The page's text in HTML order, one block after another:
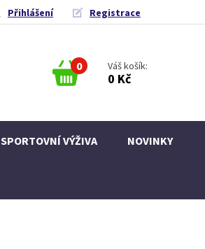
Přihlášení Registrace
0 Váš košík:
0 Kč
SPORTOVNÍ VÝŽIVA NOVINKY